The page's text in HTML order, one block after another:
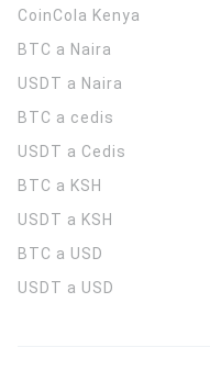
CoinCola Kenya
BTC a Naira
USDT a Naira
BTC a cedis
USDT a Cedis
BTC a KSH
USDT a KSH
BTC a USD
USDT a USD